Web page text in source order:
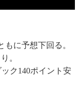
に予想下回る。
。
ク140ポイント安